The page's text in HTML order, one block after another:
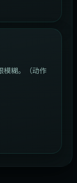
模糊。（动作